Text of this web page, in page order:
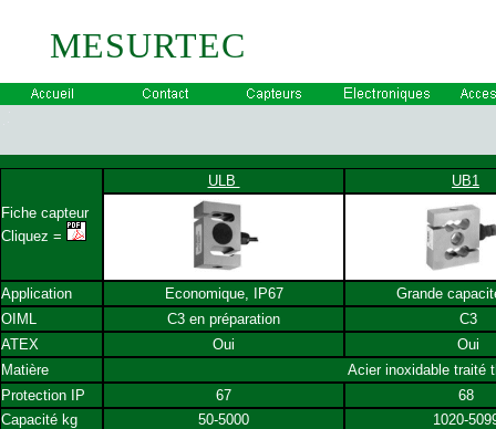
MESURTEC
Fiche capteur
Cliquez =
ULB UB1
Application Economique, IP67
Grande
OIML
C3 en préparation
C3
ATEX
Oui
Oui
Matière
Acier inoxidable traité
Protection IP
67
68
Capacité kg
50-5000
1020-